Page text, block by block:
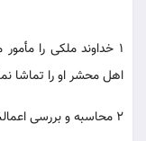
1 خداوند ملکی را
اهل محشر او را تماشا
2 محاسبه و بررسی اعمالش سخت و دقیق خواهد بود.